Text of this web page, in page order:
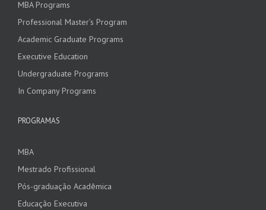
MBA Programs
Professional Master’s Program
Academic Graduate Programs
Executive Education
Undergraduate Programs
In Company Programs
PROGRAMAS
MBA
Mestrado Profissional
Pós-graduação Acadêmica
Educação Executiva